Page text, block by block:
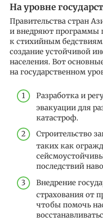
На уровне
Правительства стран
и внедряют программы
к стихийным
создание устойчивой
населения. Вот
на государственном
Разработка и
эвакуации для
катастроф.
Строительство
таких как
последствий
Внедрение
страхования от
чтобы помочь